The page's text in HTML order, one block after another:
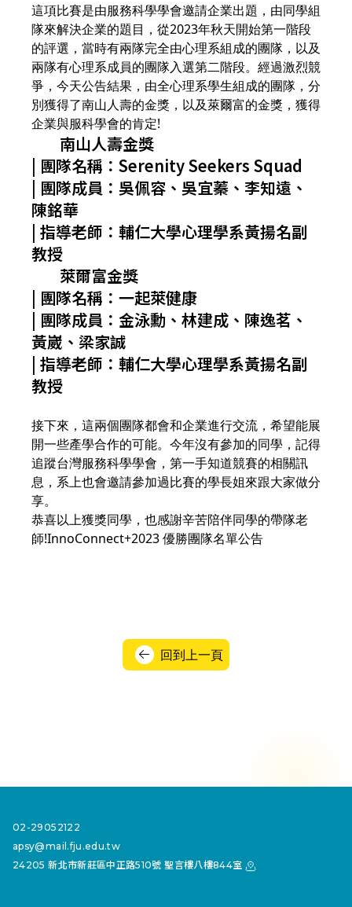
這項比賽是由服務科學學會邀請企業出題，由同學組
隊來解決企業的題目，從2023年秋天開始第一階段
的評選，當時有兩隊完全由心理系組成的團隊，以及
兩隊有心理系成員的團隊入選第二階段。經過激烈競
爭，今天公告結果，由全心理系學生組成的團隊，分
別獲得了南山人壽的金獎，以及萊爾富的金獎，獲得
企業與服科學會的肯定!
南山人壽金獎
| 團隊名稱：Serenity Seekers Squad
| 團隊成員：吳佩容、吳宜蓁、李知遠、
陳銘華
| 指導老師：輔仁大學心理學系黃揚名副
教授
萊爾富金獎
| 團隊名稱：一起萊健康
| 團隊成員：金泳勳、林建成、陳逸茗、
黃崴、梁家誠
| 指導老師：輔仁大學心理學系黃揚名副
教授
接下來，這兩個團隊都會和企業進行交流，希望能展
開一些產學合作的可能。今年沒有參加的同學，記得
追蹤台灣服務科學學會，第一手知道競賽的相關訊
息，系上也會邀請參加過比賽的學長姐來跟大家做分
享。
恭喜以上獲獎同學，也感謝辛苦陪伴同學的帶隊老
師!InnoConnect+2023 優勝團隊名單公告
回到上一頁
02-29052122
apsy@mail.fju.edu.tw
24205 新北市新莊區中正路510號 聖言樓八樓844室